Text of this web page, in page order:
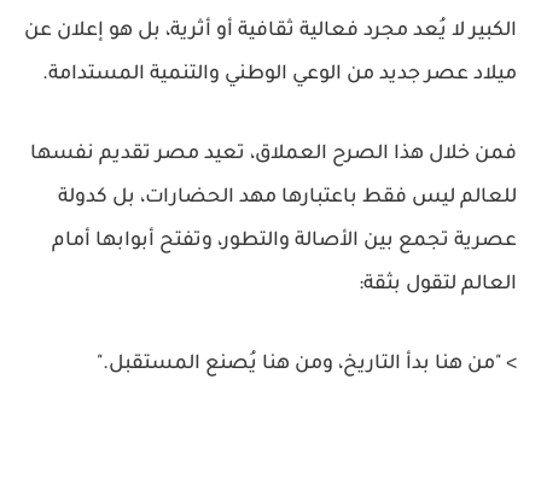
الكبير لا يُعد مجرد فعالية ثقافية أو أثرية، بل هو إعلان عن
ميلاد عصر جديد من الوعي الوطني والتنمية المستدامة.
فمن خلال هذا الصرح العملاق، تعيد مصر تقديم نفسها
للعالم ليس فقط باعتبارها مهد الحضارات، بل كدولة
عصرية تجمع بين الأصالة والتطور، وتفتح أبوابها أمام
العالم لتقول بثقة:
> "من هنا بدأ التاريخ، ومن هنا يُصنع المستقبل."